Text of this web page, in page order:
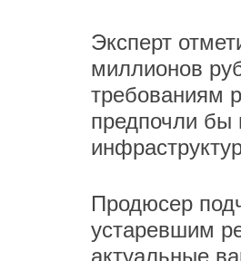
Эксперт
миллионов
требованиям
предпочли бы
Продюсер
устаревшим
актуальные